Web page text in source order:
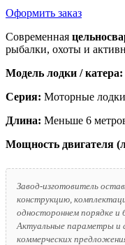
Оформить заказ
Современная
рыбалки, охоты и
Модель лодки / катера:
Серия: Моторные
Длина: Меньше 6
Мощность двигателя
Завод-изготовитель
конструкцию,
одностороннем порядке и
Актуальные параметры и
коммерческих